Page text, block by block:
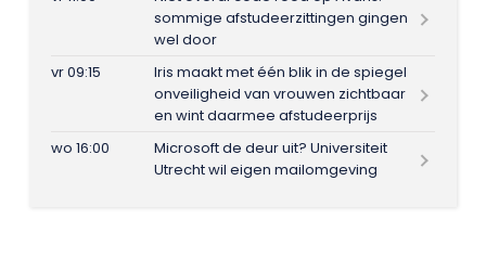
sommige afstudeerzittingen gingen
wel door
vr 09:15
Iris maakt met één blik in de spiegel
onveiligheid van vrouwen zichtbaar
en wint daarmee afstudeerprijs
wo 16:00
Microsoft de deur uit? Universiteit
Utrecht wil eigen mailomgeving